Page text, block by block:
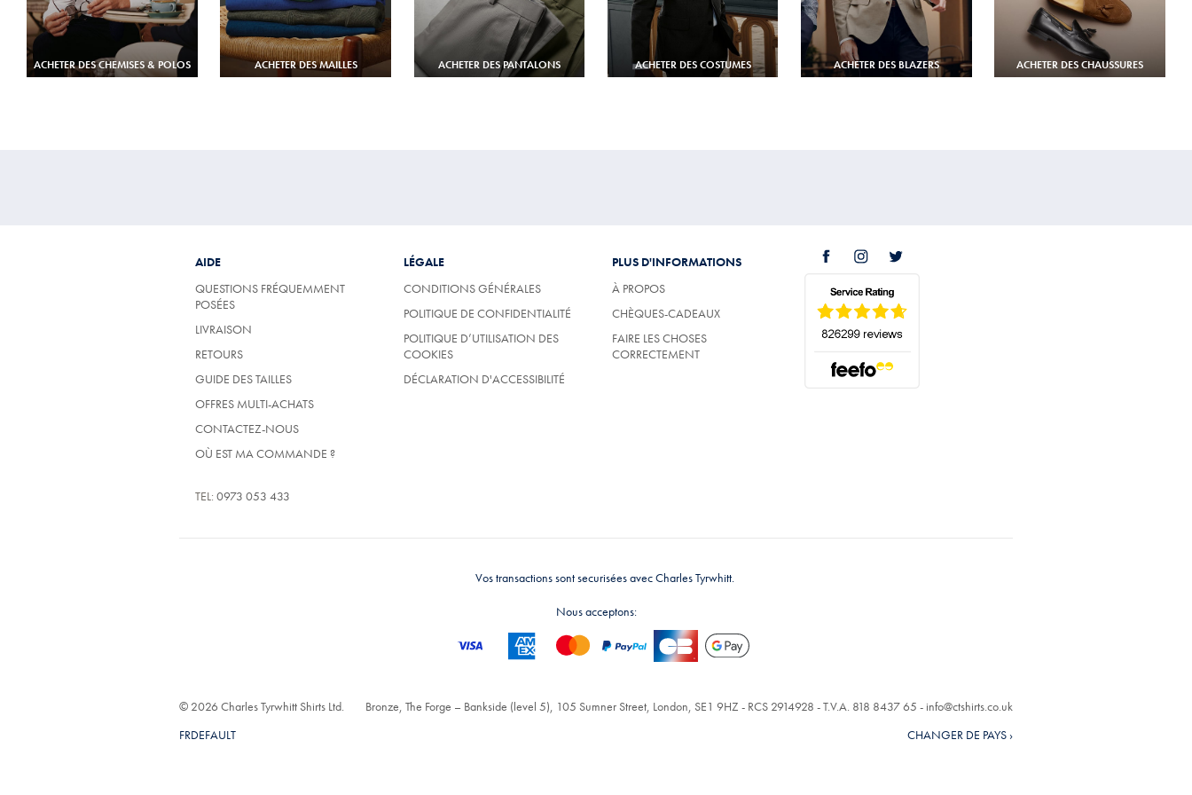
ACHETER DES CHEMISES & POLOS ACHETER DES MAILLES ACHETER DES PANTALONS ACHETER DES COSTUMES ACHETER DES BLAZERS ACHETER DES CHAUSSURES
AIDE
QUESTIONS FRÉQUEMMENT
POSÉES
LIVRAISON
RETOURS
GUIDE DES TAILLES
OFFRES MULTI-ACHATS
CONTACTEZ-NOUS
OÙ EST MA COMMANDE ?
TEL: 0973 053 433
LÉGALE
CONDITIONS GÉNÉRALES
POLITIQUE DE CONFIDENTIALITÉ
POLITIQUE D’UTILISATION DES
COOKIES
DÉCLARATION D'ACCESSIBILITÉ
PLUS D'INFORMATIONS
À PROPOS
CHÈQUES-CADEAUX
FAIRE LES CHOSES
CORRECTEMENT
Vos transactions sont securisées avec Charles Tyrwhitt.
Nous acceptons:
© 2026 Charles Tyrwhitt Shirts Ltd. Bronze, The Forge – Bankside (level 5), 105 Sumner Street, London, SE1 9HZ - RCS 2914928 - T.V.A. 818 8437 65 - info@ctshirts.co.uk
FRDEFAULT
CHANGER DE PAYS ›